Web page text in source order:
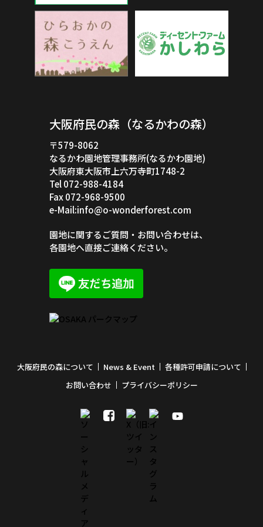
大阪府民の森（なるかわの森）
〒579-8062
なるかわ園地管理事務所(なるかわ園地)
大阪府東大阪市上六万寺町1748-2
Tel 072-988-4184
Fax 072-968-9500
e-Mail:info@o-wonderforest.com
園地に関するご質問・お問い合わせは、
各園地へ直接ご連絡ください。
大阪府民の森について News & Event
各種許可申請について
お問い合わせ
プライバシーポリシー